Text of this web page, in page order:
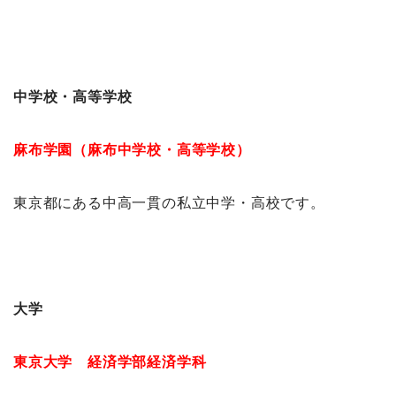
中学校・高等学校
麻布学園（麻布中学校・高等学校）
東京都にある中高一貫の私立中学・高校です。
大学
東京大学 経済学部経済学科